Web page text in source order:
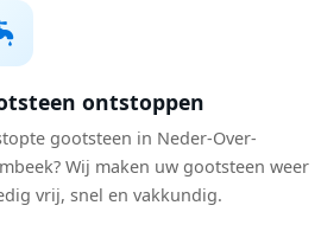
ontstoppen
gootsteen in Neder-Over-
Wij maken uw gootsteen weer
vrij, snel en vakkundig.